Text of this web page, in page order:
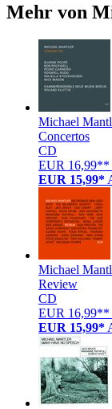
Mehr von
Michael
Concertos
CD
EUR 16,99**
EUR 15,99*
Michael
Review
CD
EUR 16,99**
EUR 15,99*